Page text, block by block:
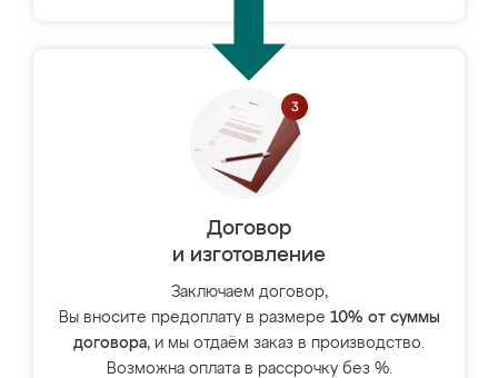
Договор
и изготовление
Заключаем договор,
Вы вносите предоплату в размере 10% от суммы
договора, и мы отдаём заказ в производство.
Возможна оплата в рассрочку без %.